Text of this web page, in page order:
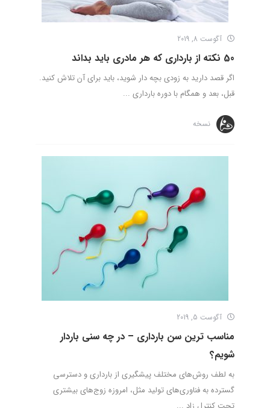
آگوست 8, 2019
50 نکته از بارداری که هر مادری باید بداند
اگر قصد دارید به زودی بچه دار شوید، باید برای آن تلاش کنید.
قبل، بعد و همگام با دوره بارداری ...
نسخه
آگوست 5, 2019
مناسب ترین سن بارداری – در چه سنی باردار
شویم؟
به لطف روش‌های مختلف پیشگیری از بارداری و دسترسی
گسترده به فناوری‌های تولید مثل، امروزه زوج‌های بیشتری